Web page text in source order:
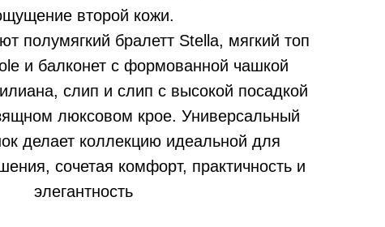
второй кожи.
полумягкий бралетт Stella, мягкий топ
и балконет с формованной чашкой
слип и слип с высокой посадкой
люксовом крое. Универсальный
делает коллекцию идеальной для
сочетая комфорт, практичность и
элегантность